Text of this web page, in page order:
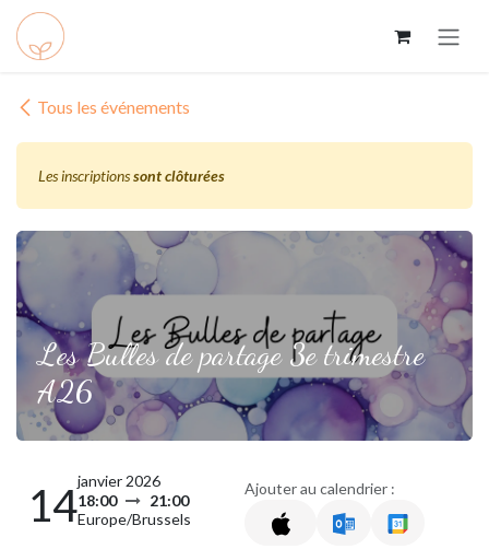
Se rendre au contenu
Tous les événements
Les inscriptionssont clôturées
Les Bulles de partage 3e trimestre
A26
14janvier 2026
18:00
21:00
Europe/Brussels
Ajouter au calendrier :